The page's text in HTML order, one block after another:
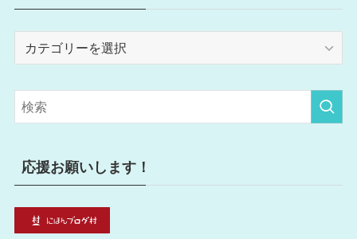
リ
ー
応援お願いします！